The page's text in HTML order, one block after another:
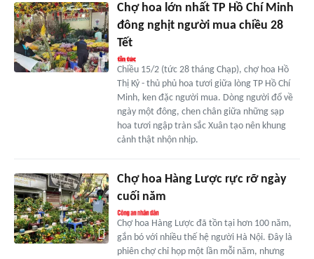
Chợ hoa lớn nhất TP Hồ Chí Minh
đông nghịt người mua chiều 28
Tết
Chiều 15/2 (tức 28 tháng Chạp), chợ hoa Hồ
Thị Kỷ - thủ phủ hoa tươi giữa lòng TP Hồ Chí
Minh, ken đặc người mua. Dòng người đổ về
ngày một đông, chen chân giữa những sạp
hoa tươi ngập tràn sắc Xuân tạo nên khung
cảnh thật nhộn nhịp.
Chợ hoa Hàng Lược rực rỡ ngày
cuối năm
Chợ hoa Hàng Lược đã tồn tại hơn 100 năm,
gắn bó với nhiều thế hệ người Hà Nội. Đây là
phiên chợ chỉ họp một lần mỗi năm, nhưng